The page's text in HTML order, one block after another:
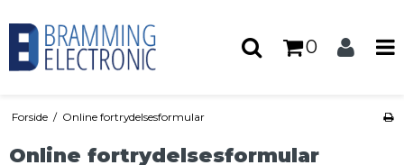
0
Forside / Online fortrydelsesformular
Online fortrydelsesformular